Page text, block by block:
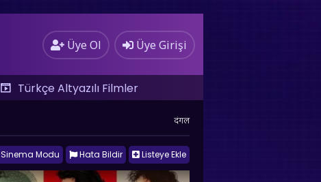
Üye Ol Üye Girişi
Türkçe Altyazılı Filmler
दंगल
Listeye Ekle
Hata Bildir
Sinema Modu